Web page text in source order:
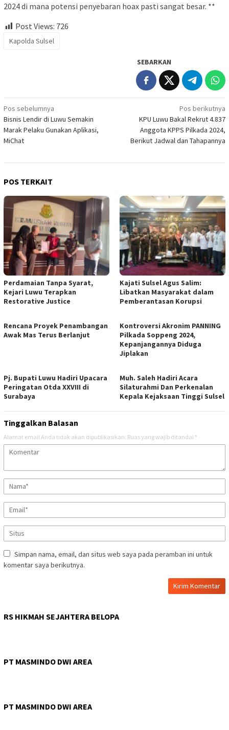
2024 di mana potensi penyebaran hoax pasti sangat besar. **
Post Views: 726
Kapolda Sulsel
SEBARKAN
Navigasi
pos
Pos sebelumnya
Bisnis Lendir di Luwu Semakin
Marak Pelaku Gunakan Aplikasi,
MiChat
Pos berikutnya
KPU Luwu Bakal Rekrut 4.837
Anggota KPPS Pilkada 2024,
Berikut Jadwal dan Tahapannya
POS TERKAIT
Perdamaian Tanpa Syarat,
Kejari Luwu Terapkan
Restorative Justice
Kajati Sulsel Agus Salim:
Libatkan Masyarakat dalam
Pemberantasan Korupsi
Rencana Proyek Penambangan
Awak Mas Terus Berlanjut
Kontroversi Akronim PANNING
Pilkada Soppeng 2024,
Kepanjangannya Diduga
Jiplakan
Pj. Bupati Luwu Hadiri Upacara
Peringatan Otda XXVIII di
Surabaya
Muh. Saleh Hadiri Acara
Silaturahmi Dan Perkenalan
Kepala Kejaksaan Tinggi Sulsel
Tinggalkan Balasan
Alamat email Anda tidak akan dipublikasikan. Ruas yang wajib ditandai *
Simpan nama, email, dan situs web saya pada peramban ini untuk
komentar saya berikutnya.
RS HIKMAH SEJAHTERA BELOPA
PT MASMINDO DWI AREA
PT MASMINDO DWI AREA